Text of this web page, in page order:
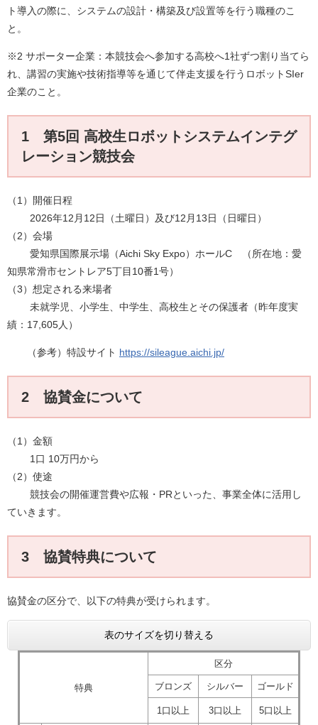
ト導入の際に、システムの設計・構築及び設置等を行う職種のこ
と。​
※2 サポーター企業：本競技会へ参加する高校へ1社ずつ割り当てら
れ、講習の実施や技術指導等を通じて伴走支援を行うロボットSIer
企業のこと。
1 第5回 高校生ロボットシステムインテグ
レーション競技会
（1）開催日程
2026年12月12日（土曜日）及び12月13日（日曜日）
（2）会場
愛知県国際展示場（Aichi Sky Expo）ホールC （所在地：愛
知県常滑市セントレア5丁目10番1号）
（3）想定される来場者
未就学児、小学生、中学生、高校生とその保護者（昨年度実
績：17,605人）​
（参考）特設サイト https://sileague.aichi.jp/
2 協賛金について
（1）金額
1口 10万円から
（2）使途
競技会の開催運営費や広報・PRといった、事業全体に活用し
ていきます。​
3 協賛特典について
協賛金の区分で、以下の特典が受けられます。
表のサイズを切り替える
特典
区分
ブロンズ シルバー ゴールド
1口以上 3口以上 5口以上